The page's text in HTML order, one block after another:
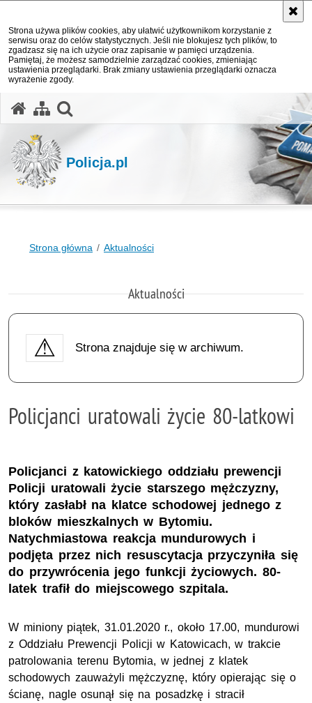
Strona używa plików cookies, aby ułatwić użytkownikom korzystanie z
serwisu oraz do celów statystycznych. Jeśli nie blokujesz tych plików, to
zgadzasz się na ich użycie oraz zapisanie w pamięci urządzenia.
Pamiętaj, że możesz samodzielnie zarządzać cookies, zmieniając
ustawienia przeglądarki. Brak zmiany ustawienia przeglądarki oznacza
wyrażenie zgody.
Policja.pl
Strona główna Aktualności
Aktualności
Strona znajduje się w archiwum.
Policjanci uratowali życie 80-latkowi
Policjanci z katowickiego oddziału prewencji
Policji uratowali życie starszego mężczyzny,
który zasłabł na klatce schodowej jednego z
bloków mieszkalnych w Bytomiu.
Natychmiastowa reakcja mundurowych i
podjęta przez nich resuscytacja przyczyniła się
do przywrócenia jego funkcji życiowych. 80-
latek trafił do miejscowego szpitala.
W miniony piątek, 31.01.2020 r., około 17.00, mundurowi
z Oddziału Prewencji Policji w Katowicach, w trakcie
patrolowania terenu Bytomia, w jednej z klatek
schodowych zauważyli mężczyznę, który opierając się o
ścianę, nagle osunął się na posadzkę i stracił